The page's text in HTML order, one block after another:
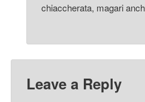
chiaccherata, magari
Leave a Reply